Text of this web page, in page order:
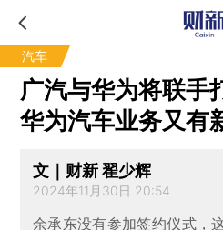
汽车
广汽与华为将联手
华为汽车业务又有
文｜财新 翟少辉
2024年11月30日 20:54
余承东没有参加签约仪式，